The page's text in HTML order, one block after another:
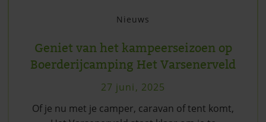
Nieuws
Geniet van het kampeerseizoen op
Boerderijcamping Het Varsenerveld
27 juni, 2025
Of je nu met je camper, caravan of tent komt,